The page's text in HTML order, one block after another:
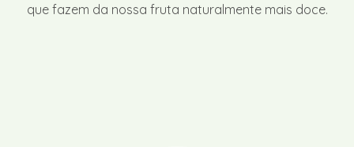
que fazem da nossa fruta naturalmente mais doce.